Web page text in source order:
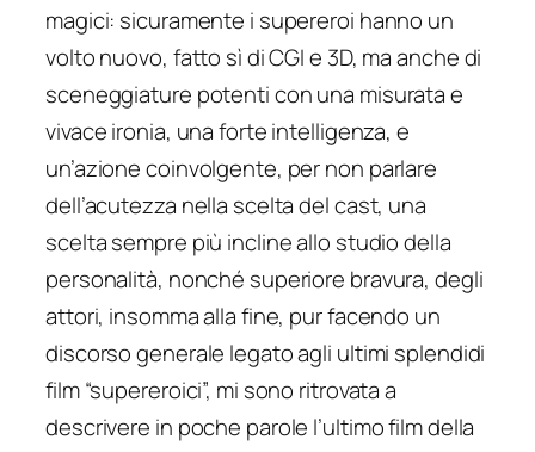
magici: sicuramente i supereroi hanno un
volto nuovo, fatto sì di CGI e 3D, ma anche di
sceneggiature potenti con una misurata e
vivace ironia, una forte intelligenza, e
un’azione coinvolgente, per non parlare
dell’acutezza nella scelta del cast, una
scelta sempre più incline allo studio della
personalità, nonché superiore bravura, degli
attori, insomma alla fine, pur facendo un
discorso generale legato agli ultimi splendidi
film “supereroici”, mi sono ritrovata a
descrivere in poche parole l’ultimo film della